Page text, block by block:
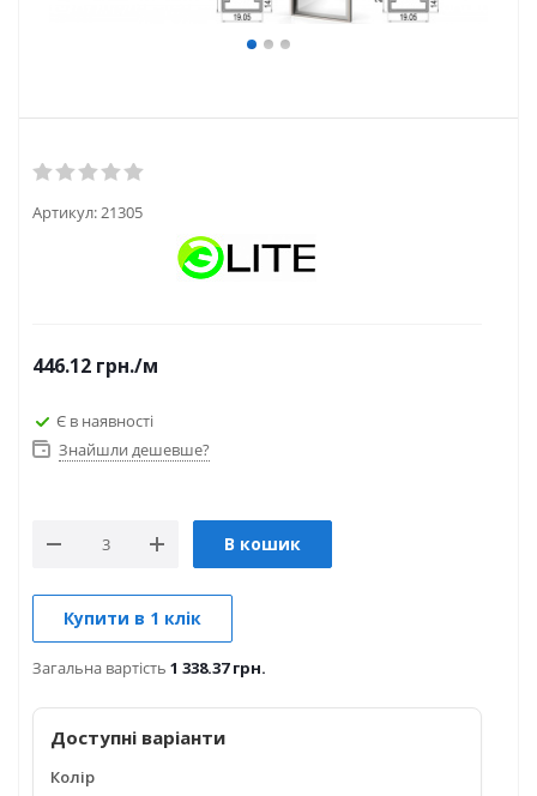
Артикул:21305
446.12 грн./м
Є в наявності
Знайшли дешевше?
В кошик
Купити в 1 клік
Загальна вартість 1 338.37 грн.
Доступні варіанти
Колір